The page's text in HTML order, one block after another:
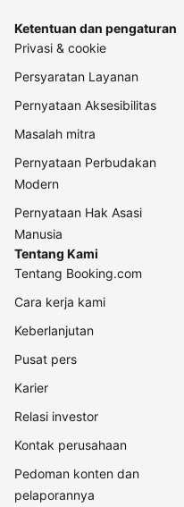
Ketentuan dan pengaturan
Privasi & cookie
Persyaratan Layanan
Pernyataan Aksesibilitas
Masalah mitra
Pernyataan Perbudakan
Modern
Pernyataan Hak Asasi
Manusia
Tentang Kami
Tentang Booking.com
Cara kerja kami
Keberlanjutan
Pusat pers
Karier
Relasi investor
Kontak perusahaan
Pedoman konten dan
pelaporannya